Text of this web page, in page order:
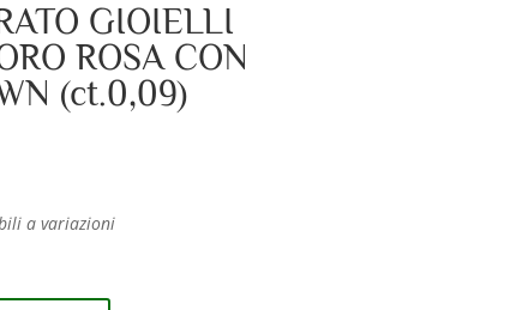
GIOIELLI
ROSA CON
(ct.0,09)
a variazioni